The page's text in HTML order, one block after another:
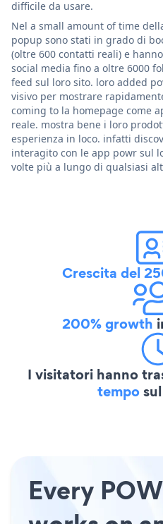
difficile da usare.
Nel a small amount of time
popup sono stati in grado di
(oltre 600 contatti reali) e
social media fino a oltre 6000
feed sul loro sito. loro added
visivo per mostrare
coming to la homepage come
reale. mostra bene i loro
esperienza in loco. infatti
interagito con le app powr sul
volte più a lungo di qualsiasi
Crescita del
200% growth
I visitatori hanno
tempo
Every